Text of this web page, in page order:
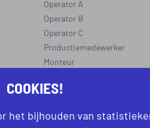
Operator A
Operator B
Operator C
Productiemedewerker
Monteur
Aanmelden leren en werken
COOKIES!
het bijhouden van